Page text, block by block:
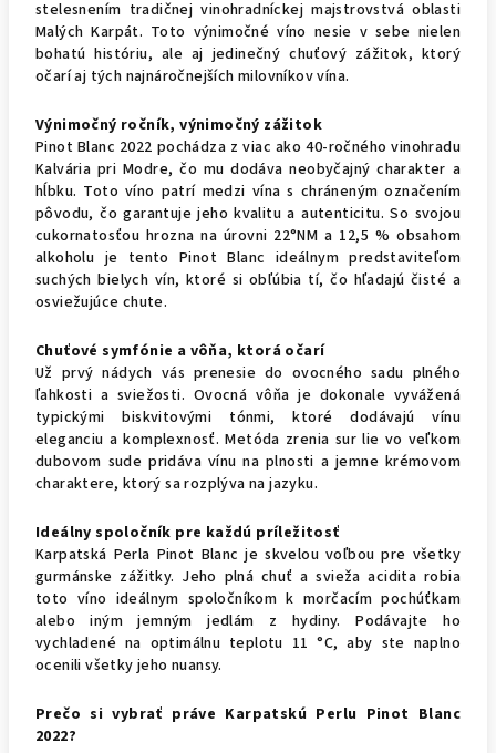
stelesnením tradičnej vinohradníckej majstrovstvá oblasti
Malých Karpát. Toto výnimočné víno nesie v sebe nielen
bohatú históriu, ale aj jedinečný chuťový zážitok, ktorý
očarí aj tých najnáročnejších milovníkov vína.
Výnimočný ročník, výnimočný zážitok
Pinot Blanc 2022 pochádza z viac ako 40-ročného vinohradu
Kalvária pri Modre, čo mu dodáva neobyčajný charakter a
hĺbku. Toto víno patrí medzi vína s chráneným označením
pôvodu, čo garantuje jeho kvalitu a autenticitu. So svojou
cukornatosťou hrozna na úrovni 22°NM a 12,5 % obsahom
alkoholu je tento Pinot Blanc ideálnym predstaviteľom
suchých bielych vín, ktoré si obľúbia tí, čo hľadajú čisté a
osviežujúce chute.
Chuťové symfónie a vôňa, ktorá očarí
Už prvý nádych vás prenesie do ovocného sadu plného
ľahkosti a sviežosti. Ovocná vôňa je dokonale vyvážená
typickými biskvitovými tónmi, ktoré dodávajú vínu
eleganciu a komplexnosť. Metóda zrenia sur lie vo veľkom
dubovom sude pridáva vínu na plnosti a jemne krémovom
charaktere, ktorý sa rozplýva na jazyku.
Ideálny spoločník pre každú príležitosť
Karpatská Perla Pinot Blanc je skvelou voľbou pre všetky
gurmánske zážitky. Jeho plná chuť a svieža acidita robia
toto víno ideálnym spoločníkom k morčacím pochúťkam
alebo iným jemným jedlám z hydiny. Podávajte ho
vychladené na optimálnu teplotu 11 °C, aby ste naplno
ocenili všetky jeho nuansy.
Prečo si vybrať práve Karpatskú Perlu Pinot Blanc
2022?